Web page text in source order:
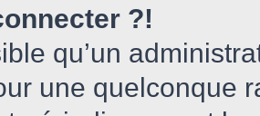
?!
qu’un
une quelconque